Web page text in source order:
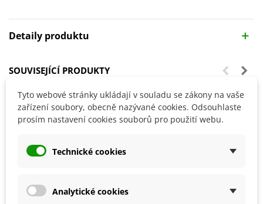
Detaily produktu
SOUVISEJÍCÍ PRODUKTY
Tyto webové stránky ukládají v souladu se zákony na vaše
zařízení soubory, obecně nazývané cookies. Odsouhlaste
prosím nastavení cookies souborů pro použití webu.
Technické cookies
Analytické cookies